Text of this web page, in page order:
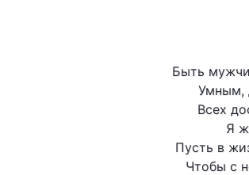
Быть
Умным,
Всех
Я
Пусть в
Чтобы с